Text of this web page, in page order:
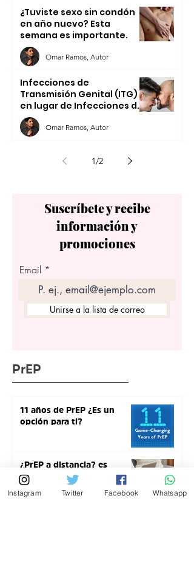
¿Tuviste sexo sin condón
en año nuevo? Esta
semana es importante.
Omar Ramos, Autor
Infecciones de
Transmisión Genital (ITG)
en lugar de Infecciones de
Transmisión Sexual (ITS).
Omar Ramos, Autor
1/2
Suscríbete y recibe
información y
promociones
Email
Unirse a la lista de correo
PrEP
11 años de PrEP ¿Es un
opción para ti?
¿PrEP a distancia? es
posible
Instagram Twitter Facebook Whatsapp